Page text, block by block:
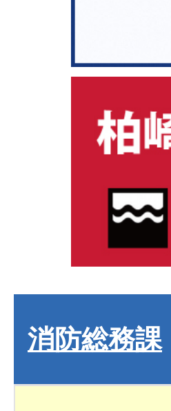
消防総務課